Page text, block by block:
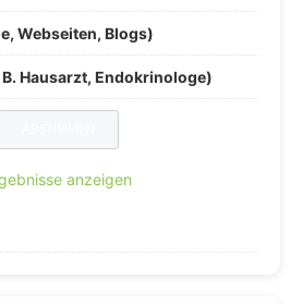
Webseiten, Blogs)
Hausarzt, Endokrinologe)
anzeigen